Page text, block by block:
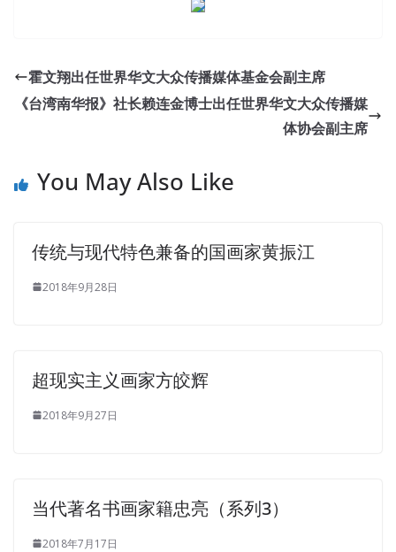
霍文翔出任世界华文大众传播媒体基金会副主席
《台湾南华报》社长赖连金博士出任世界华文大众传播媒
体协会副主席
You May Also Like
传统与现代特色兼备的国画家黄振江
2018年9月28日
超现实主义画家方皎辉
2018年9月27日
当代著名书画家籍忠亮（系列3）
2018年7月17日